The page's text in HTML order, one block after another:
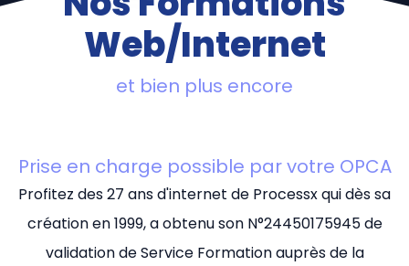
Web/Internet
et bien plus encore
Prise en charge possible par votre OPCA
Profitez des 27 ans d'internet de Processx qui dès sa
création en 1999, a obtenu son N°24450175945 de
validation de Service Formation auprès de la